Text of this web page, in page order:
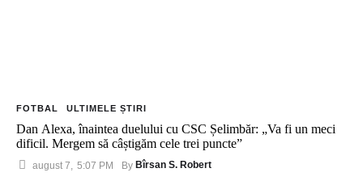
FOTBAL ULTIMELE ȘTIRI
Dan Alexa, înaintea duelului cu CSC Șelimbăr: „Va fi un meci
dificil. Mergem să câștigăm cele trei puncte”
august 7 5:07 PM By Bîrsan S. Robert